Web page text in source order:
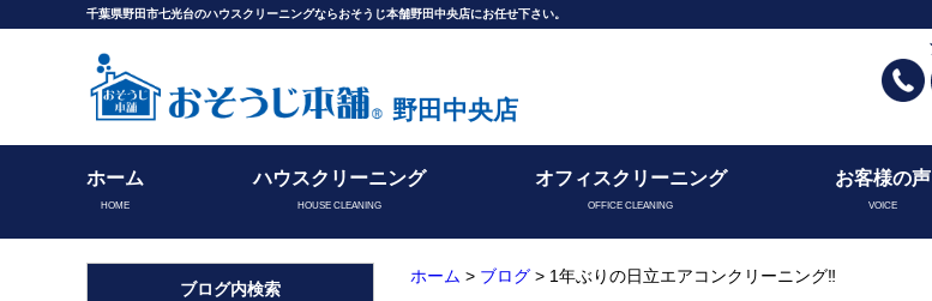
千葉県野田市七光台のハウスクリーニングならおそうじ本舗野田中央店にお任せ下さい。
野田中央店
ホーム
HOME
ハウスクリーニング
HOUSE CLEANING
オフィスクリーニング
OFFICE CLEANING
お客様の声
VOICE
ホーム > ブログ > 1年ぶりの日立エアコンクリーニング‼️
ブログ内検索